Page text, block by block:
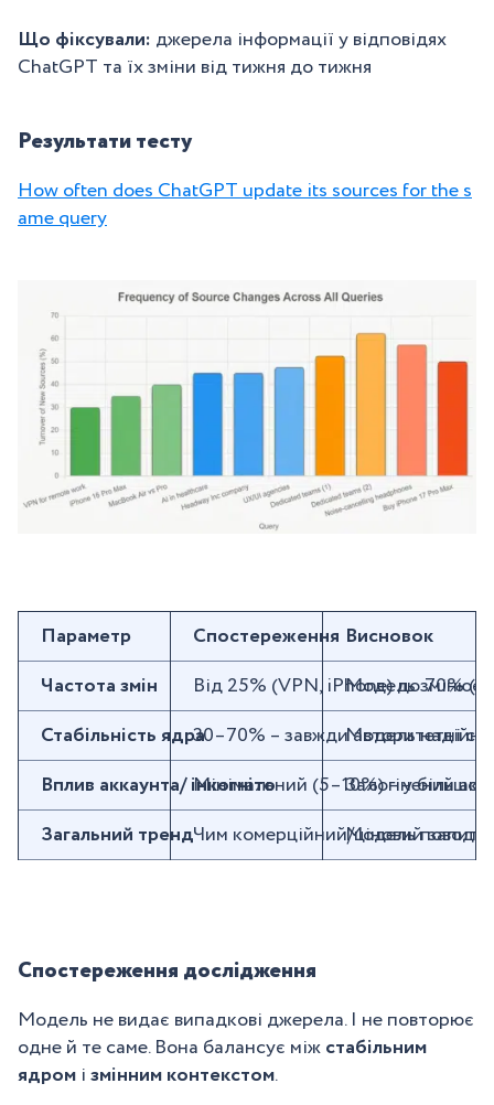
Що фіксували: джерела інформації у відповідях
ChatGPT та їх зміни від тижня до тижня
Результати тесту
How often does ChatGPT update its sources for the s
ame query
Параметр Спостереження Висновок
Частота змін
Від 25% (VPN, iPhone) до 70%
Модель змінює
Стабільність ядра30–70% – завжди авторитетні
Модель
Вплив аккаунта/ інкогнітоМінімальний (5–10%) – у
Залогінений
Загальний трендЧим комерційний/ціновий запит
Модель
Спостереження дослідження
Модель не видає випадкові джерела. І не повторює
одне й те саме. Вона балансує міжстабільним
ядром ізмінним контекстом.